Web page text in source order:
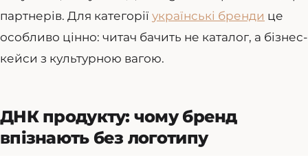
партнерів. Для категорії українські бренди це
особливо цінно: читач бачить не каталог, а бізнес-
кейси з культурною вагою.
ДНК продукту: чому бренд
впізнають без логотипу